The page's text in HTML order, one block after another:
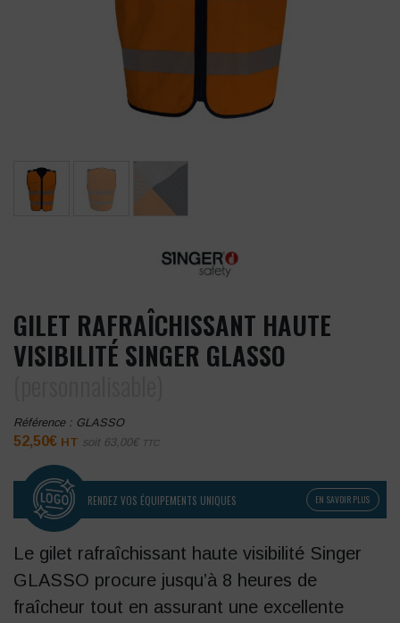
GILET RAFRAÎCHISSANT HAUTE
VISIBILITÉ SINGER GLASSO
Référence : GLASSO
52,50€ HT soit 63,00€ TTC
RENDEZ VOS ÉQUIPEMENTS UNIQUES EN SAVOIR PLUS
Le gilet rafraîchissant haute visibilité Singer
GLASSO procure jusqu’à 8 heures de
fraîcheur tout en assurant une excellente